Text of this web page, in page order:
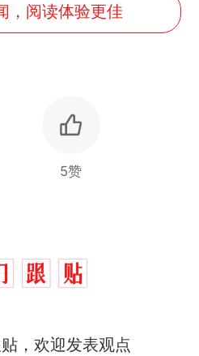
，阅读体验更佳
5赞
，欢迎发表观点
瓜子饺子，美国怕什
句“跟我回家”改写了